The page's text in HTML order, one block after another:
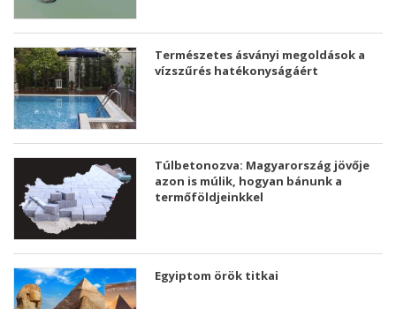
Természetes ásványi megoldások a
vízszűrés hatékonyságáért
Túlbetonozva: Magyarország jövője
azon is múlik, hogyan bánunk a
termőföldjeinkkel
Egyiptom örök titkai